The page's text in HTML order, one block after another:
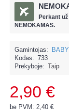
Perkant už
NEMOKAMAS.
Gamintojas:
Kodas: 733
Prekyboje: Taip
2,90 €
be PVM: 2,40 €